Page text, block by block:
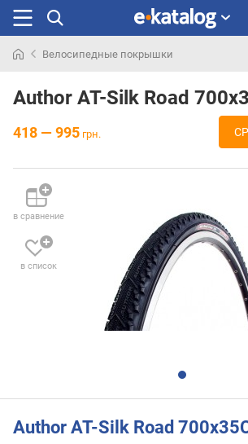
раньше
Велосипедные покрышки
Author AT-Silk Road
418 — 995 грн.
в сравнение
в список
Author AT-Silk Road